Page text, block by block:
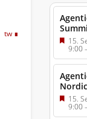
tw
15.
9:00
15.
9:00